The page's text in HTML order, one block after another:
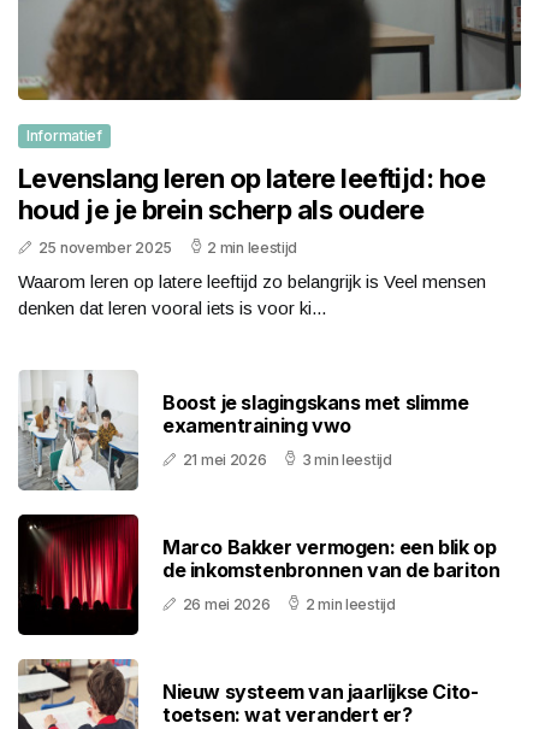
Informatief
Levenslang leren op latere leeftijd: hoe
houd je je brein scherp als oudere
25 november 2025 2 min leestijd
Waarom leren op latere leeftijd zo belangrijk is Veel mensen
denken dat leren vooral iets is voor ki...
Boost je slagingskans met slimme
examentraining vwo
21 mei 2026 3 min leestijd
Marco Bakker vermogen: een blik op
de inkomstenbronnen van de bariton
26 mei 2026 2 min leestijd
Nieuw systeem van jaarlijkse Cito-
toetsen: wat verandert er?